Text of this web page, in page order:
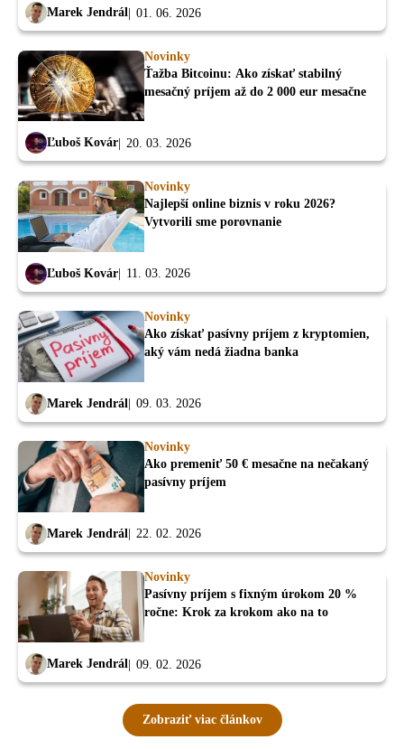
Marek Jendrál 01. 06. 2026
Novinky
Ťažba Bitcoinu: Ako získať stabilný
mesačný príjem až do 2 000 eur mesačne
Ľuboš Kovár 20. 03. 2026
Novinky
Najlepší online biznis v roku 2026?
Vytvorili sme porovnanie
Ľuboš Kovár 11. 03. 2026
Novinky
Ako získať pasívny príjem z kryptomien,
aký vám nedá žiadna banka
Marek Jendrál 09. 03. 2026
Novinky
Ako premeniť 50 € mesačne na nečakaný
pasívny príjem
Marek Jendrál 22. 02. 2026
Novinky
Pasívny príjem s fixným úrokom 20 %
ročne: Krok za krokom ako na to
Marek Jendrál 09. 02. 2026
Zobraziť viac článkov